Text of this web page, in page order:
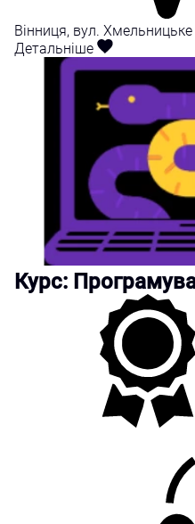
Вінниця, вул.
Детальніше
Курс: